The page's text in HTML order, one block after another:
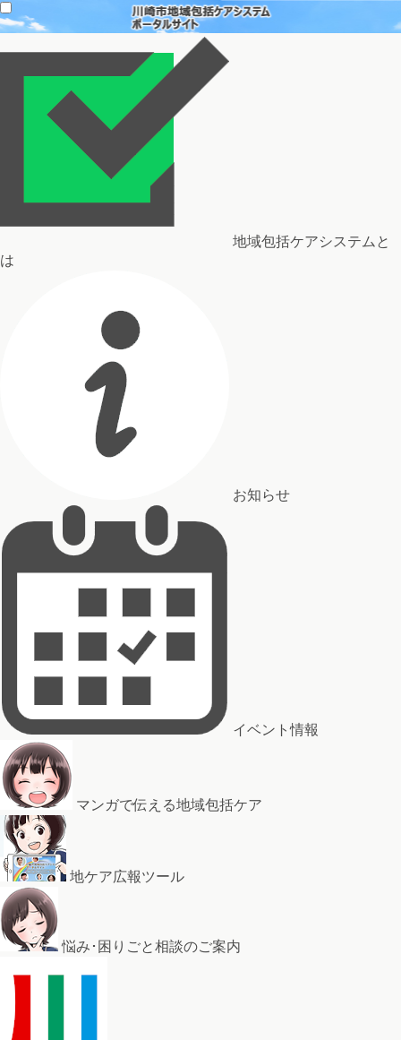
地域包括ケアシステムと
は
お知らせ
イベント情報
マンガで伝える地域包括ケア
地ケア広報ツール
悩み･困りごと相談のご案内